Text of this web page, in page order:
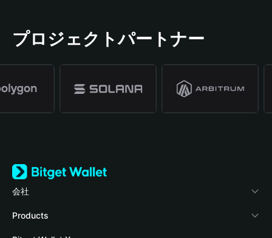
プロジェクトパートナー
会社
Bitget Walletについて
Products